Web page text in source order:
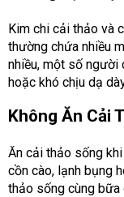
Kim chi cải thảo và
thường chứa nhiều
nhiều, một số người
hoặc khó chịu dạ
Không Ăn Cải
Ăn cải thảo sống
cồn cào, lạnh bụng
thảo sống cùng bữa